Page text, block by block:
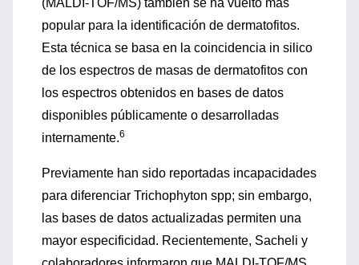
(MALDI-TOF/MS) también se ha vuelto más
popular para la identificación de dermatofitos.
Esta técnica se basa en la coincidencia in silico
de los espectros de masas de dermatofitos con
los espectros obtenidos en bases de datos
disponibles públicamente o desarrolladas
internamente.6
Previamente han sido reportadas incapacidades
para diferenciar Trichophyton spp; sin embargo,
las bases de datos actualizadas permiten una
mayor especificidad. Recientemente, Sacheli y